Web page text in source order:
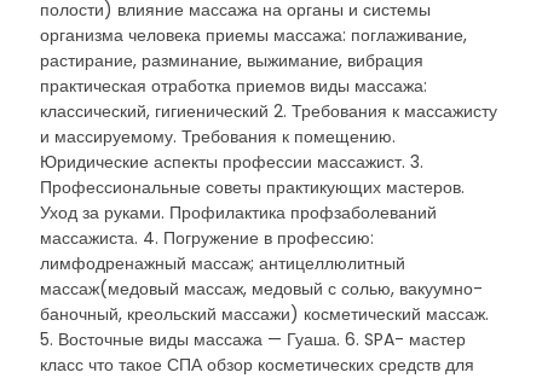
полости) влияние массажа на органы и системы
организма человека приемы массажа: поглаживание,
растирание, разминание, выжимание, вибрация
практическая отработка приемов виды массажа:
классический, гигиенический 2. Требования к массажисту
и массируемому. Требования к помещению.
Юридические аспекты профессии массажист. 3.
Профессиональные советы практикующих мастеров.
Уход за руками. Профилактика профзаболеваний
массажиста. 4. Погружение в профессию:
лимфодренажный массаж; антицеллюлитный
массаж(медовый массаж, медовый с солью, вакуумно-
баночный, креольский массажи) косметический массаж.
5. Восточные виды массажа — Гуаша. 6. SPA- мастер
класс что такое СПА обзор косметических средств для